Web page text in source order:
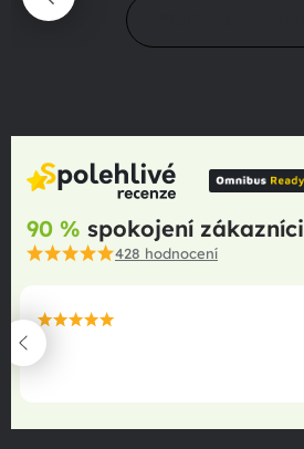
90 % spokojení zákazníci
428 hodnocení
maximální spokojenost
22.06.2025